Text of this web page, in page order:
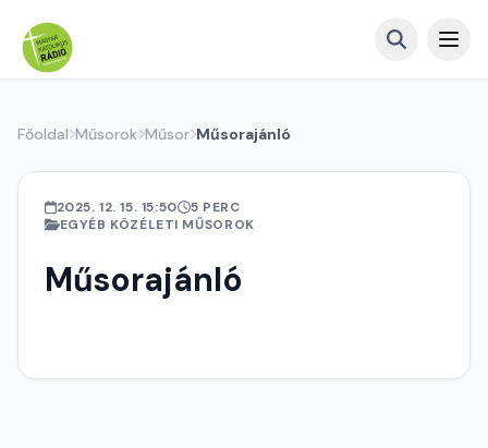
Főoldal Műsorok Műsor Műsorajánló
2025. 12. 15. 15:50
5 PERC
EGYÉB KÖZÉLETI MŰSOROK
Műsorajánló